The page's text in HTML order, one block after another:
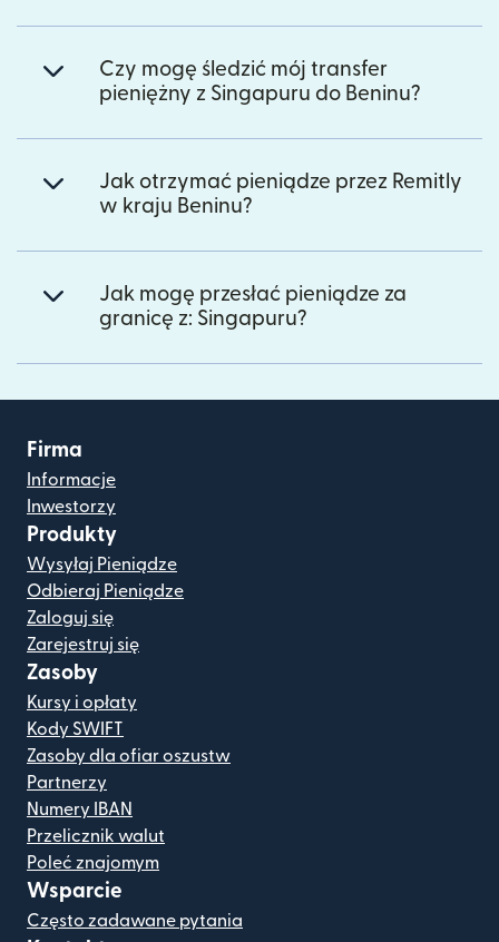
Czy mogę śledzić mój transfer
pieniężny z Singapuru do Beninu?
Jak otrzymać pieniądze przez Remitly
w kraju Beninu?
Jak mogę przesłać pieniądze za
granicę z: Singapuru?
Firma
Informacje
Inwestorzy
Produkty
Wysyłaj Pieniądze
Odbieraj Pieniądze
Zaloguj się
Zarejestruj się
Zasoby
Kursy i opłaty
Kody SWIFT
Zasoby dla ofiar oszustw
Partnerzy
Numery IBAN
Przelicznik walut
Poleć znajomym
Wsparcie
Często zadawane pytania